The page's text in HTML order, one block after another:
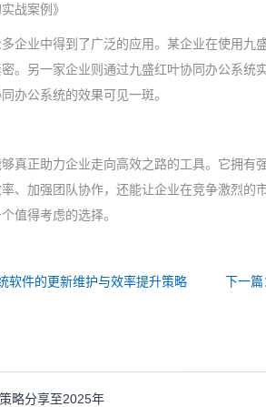
战案例》
企业中得到了广泛的应用。某企业在使用
。另一家企业则通过九盛红叶协同办公系
办公系统的效果可见一斑。
真正助力企业走向高效之路的工具。它拥
、加强团队协作，还能让企业在竞争激烈的
值得考虑的选择。
软件的更新维护与效率提升策略
下一
略分享至2025年